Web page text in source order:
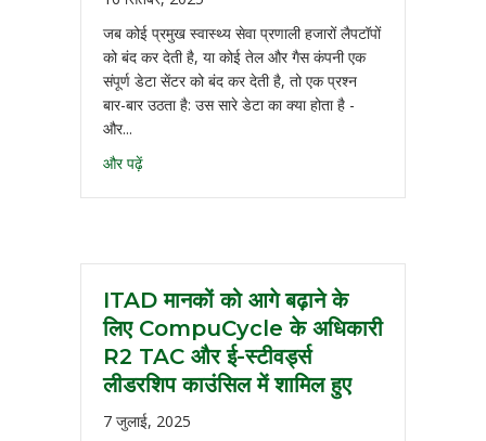
जब कोई प्रमुख स्वास्थ्य सेवा प्रणाली हजारों लैपटॉपों
को बंद कर देती है, या कोई तेल और गैस कंपनी एक
संपूर्ण डेटा सेंटर को बंद कर देती है, तो एक प्रश्न
बार-बार उठता है: उस सारे डेटा का क्या होता है -
और...
और पढ़ें
ITAD मानकों को आगे बढ़ाने के
लिए CompuCycle के अधिकारी
R2 TAC और ई-स्टीवर्ड्स
लीडरशिप काउंसिल में शामिल हुए
7 जुलाई, 2025